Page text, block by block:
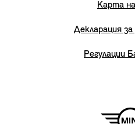
Карта
Декларация
Регулации